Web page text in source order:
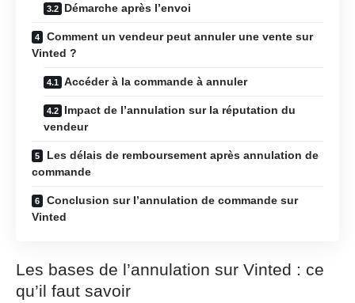
Démarche après l’envoi
Comment un vendeur peut annuler une vente sur
Vinted ?
Accéder à la commande à annuler
Impact de l’annulation sur la réputation du
vendeur
Les délais de remboursement après annulation de
commande
Conclusion sur l’annulation de commande sur
Vinted
Les bases de l’annulation sur Vinted : ce
qu’il faut savoir